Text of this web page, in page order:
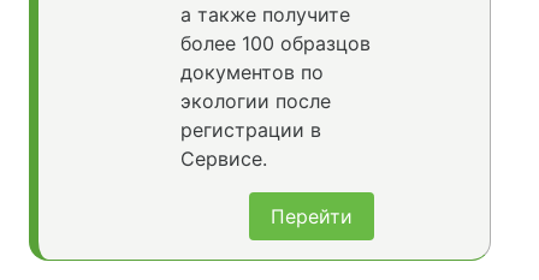
а также получите
более 100 образцов
документов по
экологии после
регистрации в
Сервисе.
Перейти